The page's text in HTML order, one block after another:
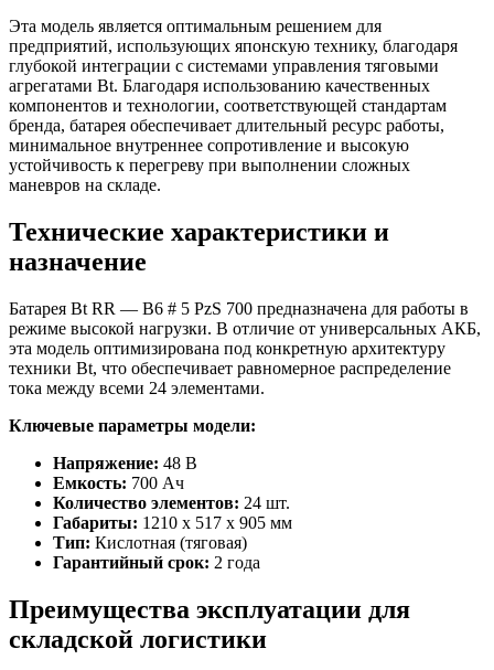
Эта модель является оптимальным решением для
предприятий, использующих японскую технику, благодаря
глубокой интеграции с системами управления тяговыми
агрегатами Bt. Благодаря использованию качественных
компонентов и технологии, соответствующей стандартам
бренда, батарея обеспечивает длительный ресурс работы,
минимальное внутреннее сопротивление и высокую
устойчивость к перегреву при выполнении сложных
маневров на складе.
Технические характеристики и
назначение
Батарея Bt RR — B6 # 5 PzS 700 предназначена для работы в
режиме высокой нагрузки. В отличие от универсальных АКБ,
эта модель оптимизирована под конкретную архитектуру
техники Bt, что обеспечивает равномерное распределение
тока между всеми 24 элементами.
Ключевые параметры модели:
Напряжение: 48 В
Емкость: 700 Ач
Количество элементов: 24 шт.
Габариты: 1210 x 517 x 905 мм
Тип: Кислотная (тяговая)
Гарантийный срок: 2 года
Преимущества эксплуатации для
складской логистики